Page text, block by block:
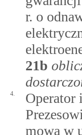
r. o
21b
4.
Operator
mowa w